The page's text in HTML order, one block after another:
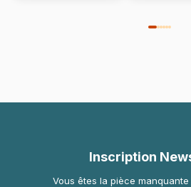
Inscription
Vous êtes la pièce